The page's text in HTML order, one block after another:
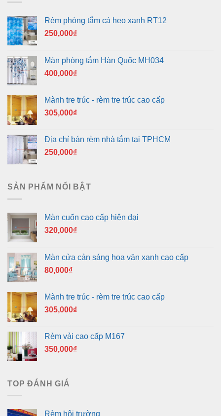
Rèm phòng tắm cá heo xanh RT12
250,000₫
Màn phòng tắm Hàn Quốc MH034
400,000₫
Mành tre trúc - rèm tre trúc cao cấp
305,000₫
Địa chỉ bán rèm nhà tắm tại TPHCM
250,000₫
SẢN PHẨM NỔI BẬT
Màn cuốn cao cấp hiện đại
320,000₫
Màn cửa cản sáng hoa văn xanh cao cấp
80,000₫
Mành tre trúc - rèm tre trúc cao cấp
305,000₫
Rèm vải cao cấp M167
350,000₫
TOP ĐÁNH GIÁ
Rèm hội trường